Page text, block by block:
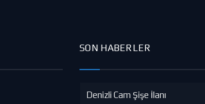
SON HABERLER
Denizli Cam Şişe İlanı